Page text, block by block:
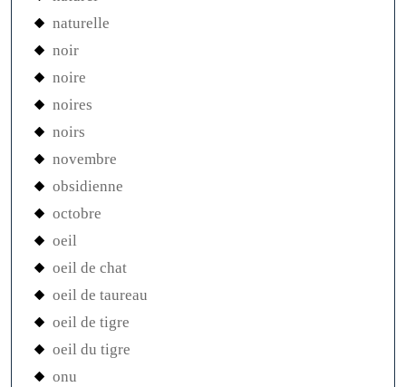
naturelle
noir
noire
noires
noirs
novembre
obsidienne
octobre
oeil
oeil de chat
oeil de taureau
oeil de tigre
oeil du tigre
onu